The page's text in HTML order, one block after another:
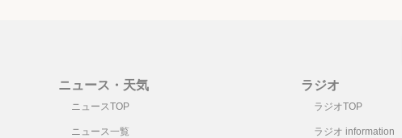
ニュース・天気
ニュースTOP
ニュース一覧
ラジオ
ラジオTOP
ラジオ information